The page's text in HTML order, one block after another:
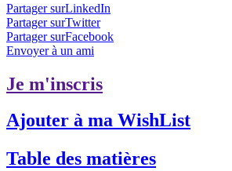
Partager surLinkedIn
Partager surTwitter
Partager surFacebook
Envoyer à un ami
Je m'inscris
Ajouter à ma WishList
Table des matières